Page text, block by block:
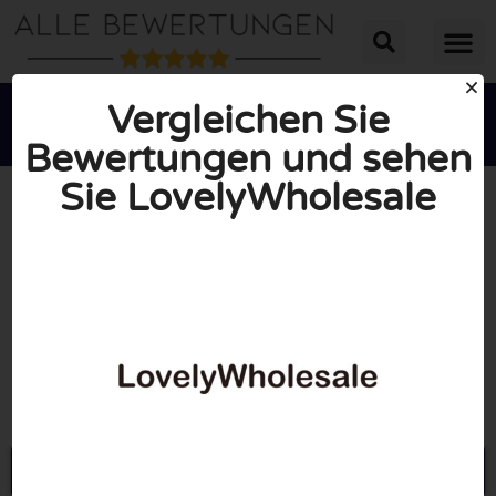
   
Vergleichen Sie
Bewertungen und sehen
Sie LovelyWholesale